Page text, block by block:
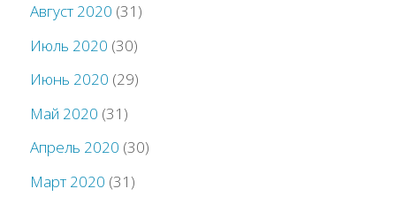
Август 2020 (31)
Июль 2020 (30)
Июнь 2020 (29)
Май 2020 (31)
Апрель 2020 (30)
Март 2020 (31)